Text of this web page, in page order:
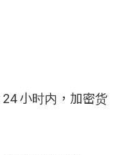
小时内，加密货